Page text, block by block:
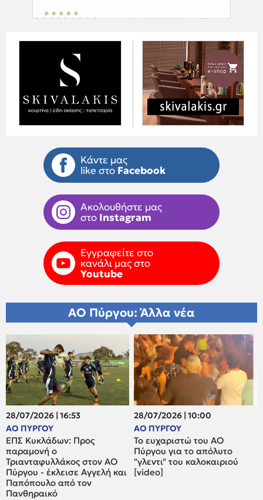
Κάντε μας
like στο Facebook
Ακολουθήστε μας
στο Instagram
Εγγραφείτε στο
κανάλι μας στο
Youtube
ΑΟ Πύργου: Άλλα νέα
28/07/2026 | 16:53
ΑΟ ΠΥΡΓΟΥ
ΕΠΣ Κυκλάδων: Προς
παραμονή ο
Τριανταφυλλάκος στον ΑΟ
Πύργου - έκλεισε Αγγελή και
Παπόπουλο από τον
Πανθηραικό
28/07/2026 | 10:00
ΑΟ ΠΥΡΓΟΥ
Το ευχαριστώ του ΑΟ
Πύργου για το απόλυτο
"γλεντι" του καλοκαιριού
[video]